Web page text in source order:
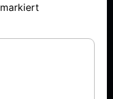
markiert